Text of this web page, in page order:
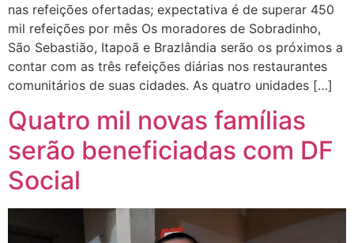
nas refeições ofertadas; expectativa é de superar 450
mil refeições por mês Os moradores de Sobradinho,
São Sebastião, Itapoã e Brazlândia serão os próximos a
contar com as três refeições diárias nos restaurantes
comunitários de suas cidades. As quatro unidades […]
Quatro mil novas famílias
serão beneficiadas com DF
Social